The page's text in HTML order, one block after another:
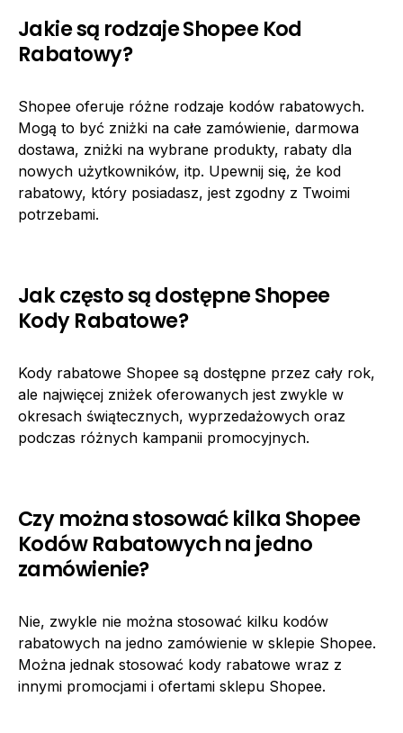
Jakie są rodzaje Shopee Kod
Rabatowy?
Shopee oferuje różne rodzaje kodów rabatowych.
Mogą to być zniżki na całe zamówienie, darmowa
dostawa, zniżki na wybrane produkty, rabaty dla
nowych użytkowników, itp. Upewnij się, że kod
rabatowy, który posiadasz, jest zgodny z Twoimi
potrzebami.
Jak często są dostępne Shopee
Kody Rabatowe?
Kody rabatowe Shopee są dostępne przez cały rok,
ale najwięcej zniżek oferowanych jest zwykle w
okresach świątecznych, wyprzedażowych oraz
podczas różnych kampanii promocyjnych.
Czy można stosować kilka Shopee
Kodów Rabatowych na jedno
zamówienie?
Nie, zwykle nie można stosować kilku kodów
rabatowych na jedno zamówienie w sklepie Shopee.
Można jednak stosować kody rabatowe wraz z
innymi promocjami i ofertami sklepu Shopee.